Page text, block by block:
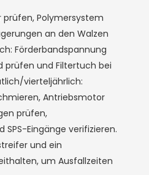
prüfen, Polymersystem
an den Walzen
Förderbandspannung
prüfen und Filtertuch bei
vierteljährlich:
Antriebsmotor
prüfen,
SPS-Eingänge verifizieren.
und ein
um Ausfallzeiten